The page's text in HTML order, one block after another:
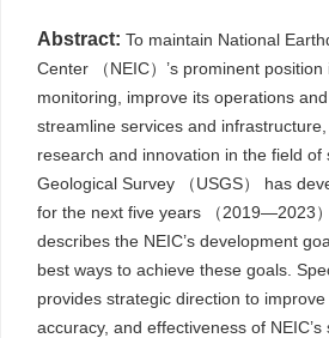
Abstract: To maintain National
Center （NEIC）’s prominent
monitoring, improve its operations
streamline services and
research and innovation in the field of
Geological Survey （USGS） has
for the next five years （2019—2023
describes the NEIC’s development
best ways to achieve these goals.
provides strategic direction to improve
accuracy, and effectiveness of